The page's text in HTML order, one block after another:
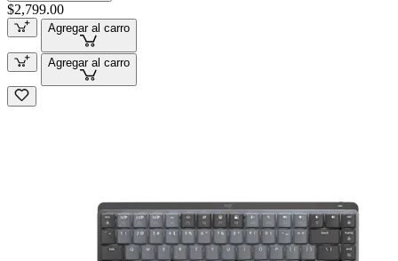
$2,799.00
Agregar al carro
Agregar al carro